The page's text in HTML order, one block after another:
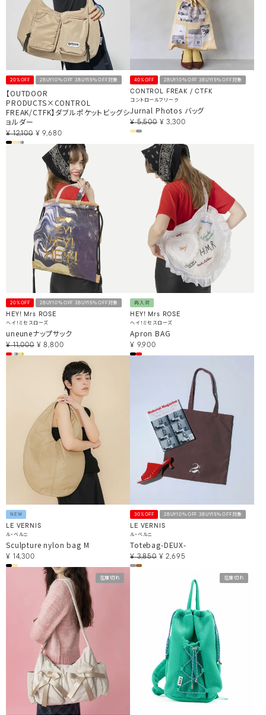
20%OFF 2BUY10％OFF 3BUY15％OFF対象
【OUTDOOR
PRODUCTS×CONTROL
FREAK/CTFK】ダブルポケットビッグシ
ョルダー
¥ 12,100 ¥ 9,680
40%OFF 2BUY10％OFF 3BUY15％OFF対象
CONTROL FREAK / CTFK
コントロールフリーク
Jurnal Photos バッグ
¥ 5,500 ¥ 3,300
20%OFF 2BUY10％OFF 3BUY15％OFF対象
HEY! Mrs ROSE
ヘイ！ミセスローズ
uneuneナップサック
¥ 11,000 ¥ 8,800
再入荷
HEY! Mrs ROSE
ヘイ！ミセスローズ
Apron BAG
¥ 9,900
NEW
LE VERNIS
ル・ベルニ
Sculpture nylon bag M
¥ 14,300
30%OFF 2BUY10％OFF 3BUY15％OFF対象
LE VERNIS
ル・ベルニ
Totebag-DEUX-
¥ 3,850 ¥ 2,695
在庫切れ 在庫切れ